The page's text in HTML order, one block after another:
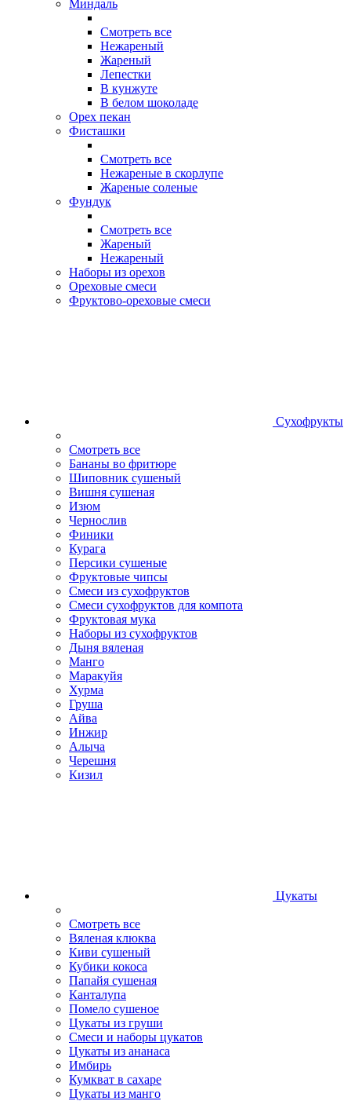
Миндаль
Смотреть все
Нежареный
Жареный
Лепестки
В кунжуте
В белом шоколаде
Орех пекан
Фисташки
Смотреть все
Нежареные в скорлупе
Жареные соленые
Фундук
Смотреть все
Жареный
Нежареный
Наборы из орехов
Ореховые смеси
Фруктово-ореховые смеси
Сухофрукты
Смотреть все
Бананы во фритюре
Шиповник сушеный
Вишня сушеная
Изюм
Чернослив
Финики
Курага
Персики сушеные
Фруктовые чипсы
Смеси из сухофруктов
Смеси сухофруктов для компота
Фруктовая мука
Наборы из сухофруктов
Дыня вяленая
Манго
Маракуйя
Хурма
Груша
Айва
Инжир
Алыча
Черешня
Кизил
Цукаты
Смотреть все
Вяленая клюква
Киви сушеный
Кубики кокоса
Папайя сушеная
Канталупа
Помело сушеное
Цукаты из груши
Смеси и наборы цукатов
Цукаты из ананаса
Имбирь
Кумкват в сахаре
Цукаты из манго